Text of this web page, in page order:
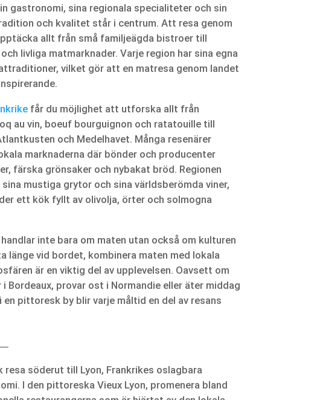
gastronomi, sina regionala specialiteter och sin
och kvalitet står i centrum. Att resa genom
allt från små familjeägda bistroer till
livliga matmarknader. Varje region har sina egna
vilket gör att en matresa genom landet
får du möjlighet att utforska allt från
au vin, boeuf bourguignon och ratatouille till
och Medelhavet. Många resenärer
marknaderna där bönder och producenter
färska grönsaker och nybakat bröd. Regionen
mustiga grytor och sina världsberömda viner,
ett kök fyllt av olivolja, örter och solmogna
inte bara om maten utan också om kulturen
länge vid bordet, kombinera maten med lokala
är en viktig del av upplevelsen. Oavsett om
Bordeaux, provar ost i Normandie eller äter middag
en pittoresk by blir varje måltid en del av resans
resa söderut till Lyon, Frankrikes oslagbara
I den pittoreska Vieux Lyon, promenera bland